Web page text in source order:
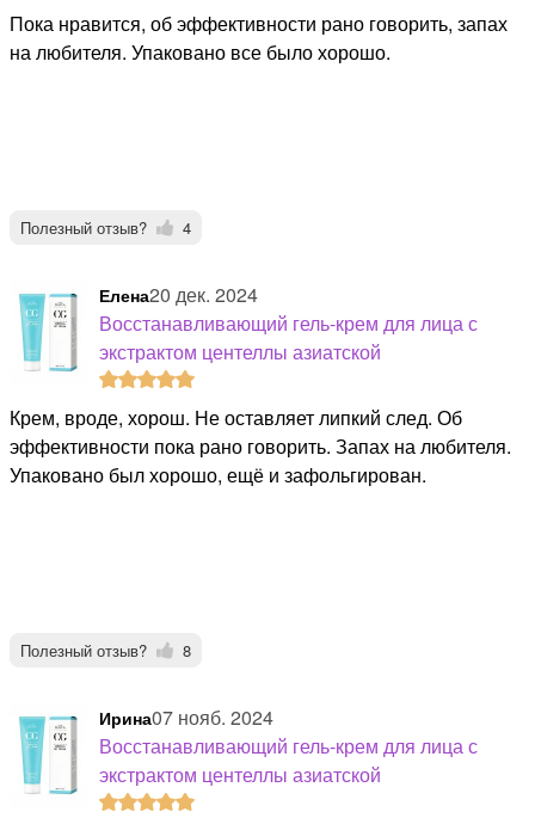
Пока нравится, об эффективности рано говорить, запах
на любителя. Упаковано все было хорошо.
Полезный отзыв? 4
Елена20 дек. 2024
Восстанавливающий гель-крем для лица с
экстрактом центеллы азиатской
Крем, вроде, хорош. Не оставляет липкий след. Об
эффективности пока рано говорить. Запах на любителя.
Упаковано был хорошо, ещё и зафольгирован.
Полезный отзыв? 8
Ирина07 нояб. 2024
Восстанавливающий гель-крем для лица с
экстрактом центеллы азиатской